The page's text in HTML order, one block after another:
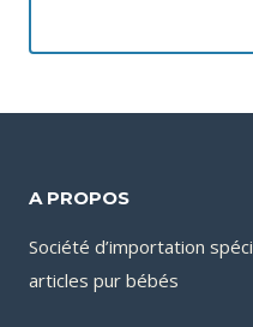
A PROPOS
Société d’importation
articles pur bébés